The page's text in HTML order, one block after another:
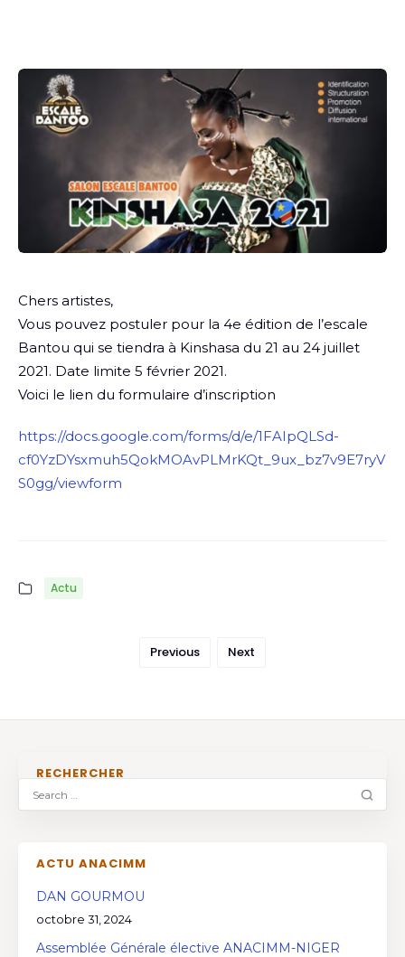
Chers artistes,
Vous pouvez postuler pour la 4e édition de l’escale
Bantou qui se tiendra à Kinshasa du 21 au 24 juillet
2021. Date limite 5 février 2021.
Voici le lien du formulaire d’inscription
https://docs.google.com/forms/d/e/1FAIpQLSd-
cf0YzDYsxmuh5QokMOAvPLMrKQt_9ux_bz7v9E7ryV
S0gg/viewform
Actu
Previous Next
RECHERCHER
ACTU ANACIMM
DAN GOURMOU
octobre 31, 2024
Assemblée Générale élective ANACIMM-NIGER